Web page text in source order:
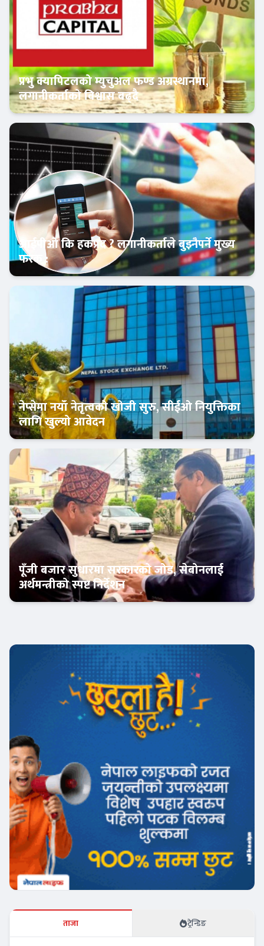
Banner News
प्रभु क्यापिटलको म्युचुअल फण्ड अग्रस्थानमा,
लगानीकर्ताको विश्वास बढ्दै
आईपीओ कि हकप्रद ? लगानीकर्ताले बुझ्नैपर्ने मुख्य
फरक :
नेप्सेमा नयाँ नेतृत्वको खोजी सुरु, सीईओ नियुक्तिका
लागि खुल्यो आवेदन
पूँजी बजार सुधारमा सरकारको जोड, सेबोनलाई
अर्थमन्त्रीको स्पष्ट निर्देशन
ताजा ट्रेन्डिङ